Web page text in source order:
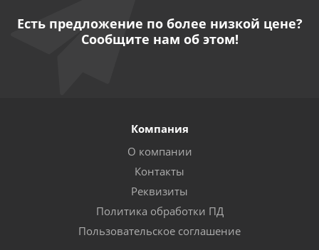
Есть предложение по более низкой цене?
Сообщите нам об этом!
Компания
О компании
Контакты
Реквизиты
Политика обработки ПД
Пользовательское соглашение